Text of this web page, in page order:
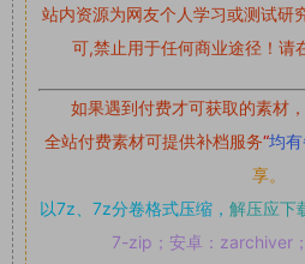
站内资源为网友个人学习或测试研
可,禁止用于任何商业途径！请
如果遇到付费才可获取的素材
全站付费素材可提供补档服务“均
享。
以7z、7z分卷格式压缩， 解压应下
7-zip；安卓：zarchiver